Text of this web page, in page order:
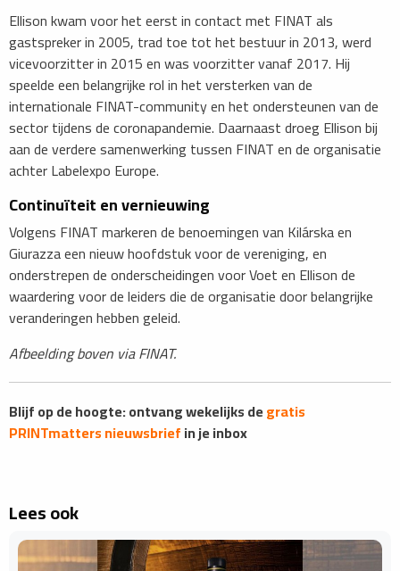
Ellison kwam voor het eerst in contact met FINAT als
gastspreker in 2005, trad toe tot het bestuur in 2013, werd
vicevoorzitter in 2015 en was voorzitter vanaf 2017. Hij
speelde een belangrijke rol in het versterken van de
internationale FINAT-community en het ondersteunen van de
sector tijdens de coronapandemie. Daarnaast droeg Ellison bij
aan de verdere samenwerking tussen FINAT en de organisatie
achter Labelexpo Europe.
Continuïteit en vernieuwing
Volgens FINAT markeren de benoemingen van Kilárska en
Giurazza een nieuw hoofdstuk voor de vereniging, en
onderstrepen de onderscheidingen voor Voet en Ellison de
waardering voor de leiders die de organisatie door belangrijke
veranderingen hebben geleid.
Afbeelding boven via FINAT.
Blijf op de hoogte: ontvang wekelijks degratis
PRINTmatters nieuwsbriefin je inbox
Lees ook